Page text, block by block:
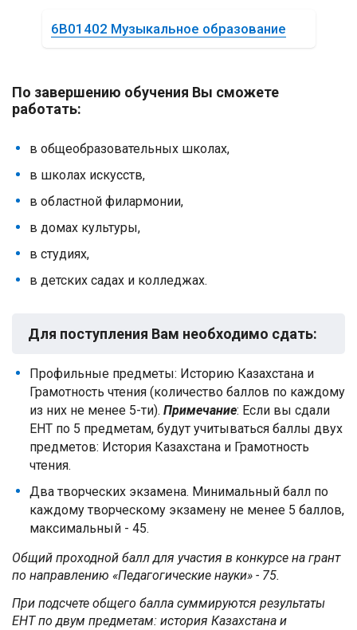
6B01402 Музыкальное образование
По завершению обучения Вы сможете
работать:
в общеобразовательных школах,
в школах искусств,
в областной филармонии,
в домах культуры,
в студиях,
в детских садах и колледжах.
Для поступления Вам необходимо сдать:
Профильные предметы: Историю Казахстана и
Грамотность чтения (количество баллов по каждому
из них не менее 5-ти). Примечание: Если вы сдали
ЕНТ по 5 предметам, будут учитываться баллы двух
предметов: История Казахстана и Грамотность
чтения.
Два творческих экзамена. Минимальный балл по
каждому творческому экзамену не менее 5 баллов,
максимальный - 45.
Общий проходной балл для участия в конкурсе на грант
по направлению «Педагогические науки» - 75.
При подсчете общего балла суммируются результаты
ЕНТ по двум предметам: история Казахстана и